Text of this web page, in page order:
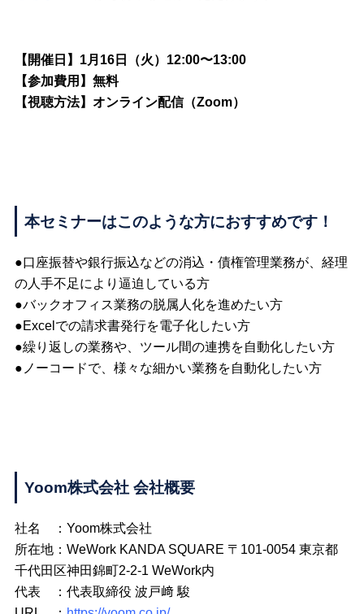
【開催日】1月16日（火）12:00〜13:00
【参加費用】無料
【視聴方法】オンライン配信（Zoom）
本セミナーはこのような方におすすめです！
●口座振替や銀行振込などの消込・債権管理業務が、経理
の人手不足により逼迫している方
●バックオフィス業務の脱属人化を進めたい方
●Excelでの請求書発行を電子化したい方
●繰り返しの業務や、ツール間の連携を自動化したい方
●ノーコードで、様々な細かい業務を自動化したい方
Yoom株式会社 会社概要
社名 ：Yoom株式会社
所在地：WeWork KANDA SQUARE 〒101-0054 東京都
千代田区神田錦町2-2-1 WeWork内
代表 ：代表取締役 波戸﨑 駿